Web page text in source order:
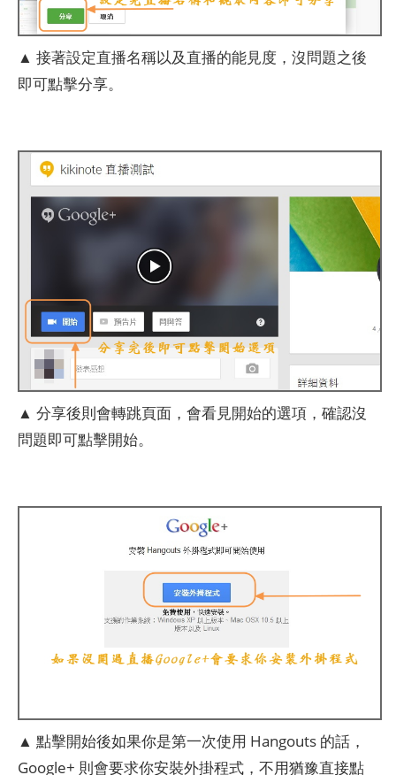
▲ 接著設定直播名稱以及直播的能見度，沒問題之後
即可點擊分享。
▲ 分享後則會轉跳頁面，會看見開始的選項，確認沒
問題即可點擊開始。
▲ 點擊開始後如果你是第一次使用 Hangouts 的話，
Google+ 則會要求你安裝外掛程式，不用猶豫直接點